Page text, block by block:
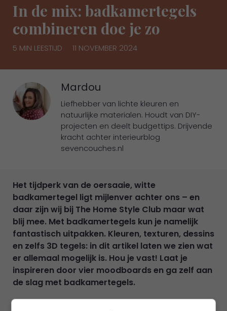
In de mix: badkamertegels
combineren doe je zo
5 MIN LEESTIJD 11 NOVEMBER 2024
Mardou
Liefhebber van lichte kleuren en
natuurlijke materialen. Houdt van DIY-
projecten en deelt budgettips. Drijvende
kracht achter interieurblog
sevencouches.nl
Het tijdperk van de oersaaie, witte
badkamertegel ligt mijlenver achter ons – en
daar zijn wij bij The Home Style Club maar wat
blij mee. Met badkamertegels kun je namelijk
fantastisch uitpakken. Kleuren, texturen, dessins
en zelfs 3D tegels: in dit artikel laten we zien wat
er allemaal mogelijk is. Hou je vast! Laat je
inspireren door vier moodboards en ga zelf aan
de slag met badkamertegels.